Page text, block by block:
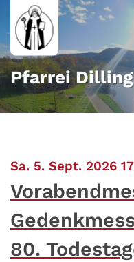
Zum Inhalt springen
Pfarrei
Sa. 5. Sept. 2026
80.